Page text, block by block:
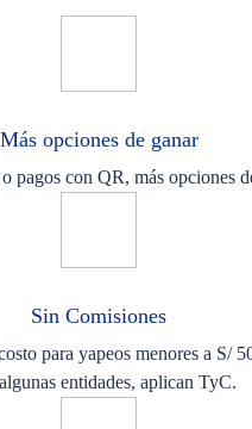
Más opciones de ganar
pagos con QR, más opciones
Sin Comisiones
para yapeos menores a S/
entidades, aplican TyC.